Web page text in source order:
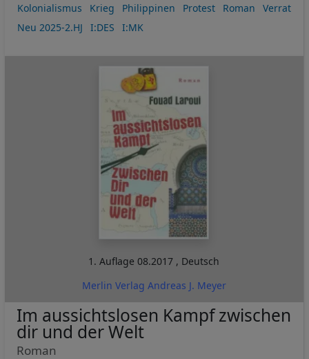
Kolonialismus
Krieg Philippinen Protest Roman
Verrat
Neu 2025-2.HJ
I:DES I:MK
1. Auflage08.2017 , Deutsch
Merlin Verlag Andreas J. Meyer
Im aussichtslosen Kampf zwischen
dir und der Welt
Roman